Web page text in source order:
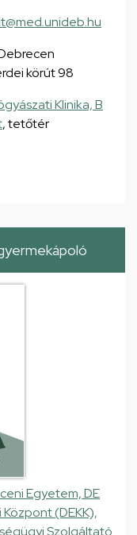
körút 98
Klinika, B
, tetőtér
Egyetem, DE
Központ (DEKK),
Szolgáltató